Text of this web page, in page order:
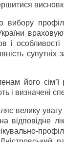
і
супутніх
його
і визначені
велику увагу
відповідне